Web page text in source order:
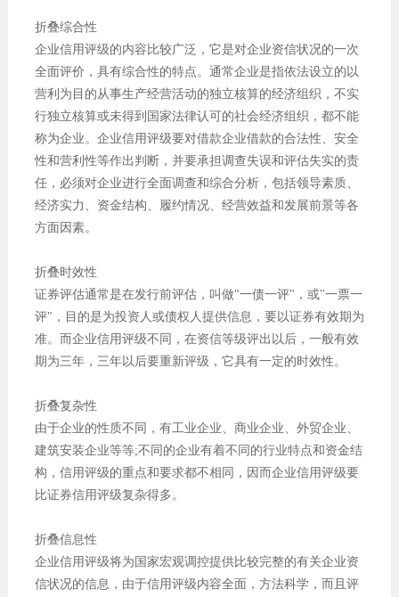
折叠综合性
企业信用评级的内容比较广泛，它是对企业资信状况的一次
全面评价，具有综合性的特点。通常企业是指依法设立的以
营利为目的从事生产经营活动的独立核算的经济组织，不实
行独立核算或未得到国家法律认可的社会经济组织，都不能
称为企业。企业信用评级要对借款企业借款的合法性、安全
性和营利性等作出判断，并要承担调查失误和评估失实的责
任，必须对企业进行全面调查和综合分析，包括领导素质、
经济实力、资金结构、履约情况、经营效益和发展前景等各
方面因素。
折叠时效性
证券评估通常是在发行前评估，叫做"一债一评"，或"一票一
评"，目的是为投资人或债权人提供信息，要以证券有效期为
准。而企业信用评级不同，在资信等级评出以后，一般有效
期为三年，三年以后要重新评级，它具有一定的时效性。
折叠复杂性
由于企业的性质不同，有工业企业、商业企业、外贸企业、
建筑安装企业等等;不同的企业有着不同的行业特点和资金结
构，信用评级的重点和要求都不相同，因而企业信用评级要
比证券信用评级复杂得多。
折叠信息性
企业信用评级将为国家宏观调控提供比较完整的有关企业资
信状况的信息，由于信用评级内容全面，方法科学，而且评